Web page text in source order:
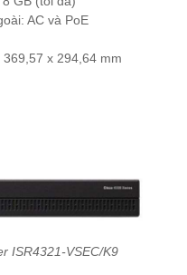
AC và PoE
x 294,64 mm
ISR4321-VSEC/K9